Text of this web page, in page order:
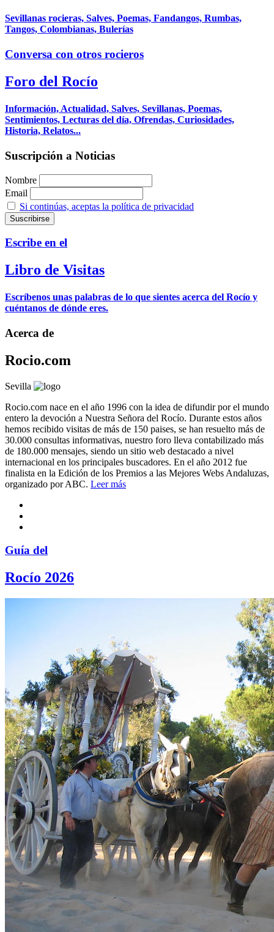
Sevillanas rocieras, Salves, Poemas, Fandangos, Rumbas,
Tangos, Colombianas, Bulerías
Conversa con otros rocieros
Foro del Rocío
Información, Actualidad, Salves, Sevillanas, Poemas,
Sentimientos, Lecturas del día, Ofrendas, Curiosidades,
Historia, Relatos...
Suscripción a Noticias
Nombre
Email
Si continúas, aceptas la política de privacidad
Escribe en el
Libro de Visitas
Escríbenos unas palabras de lo que sientes acerca del Rocío y
cuéntanos de dónde eres.
Acerca de
Rocio.com
Sevilla
Rocio.com nace en el año 1996 con la idea de difundir por el mundo
entero la devoción a Nuestra Señora del Rocío. Durante estos años
hemos recibido visitas de más de 150 paises, se han resuelto más de
30.000 consultas informativas, nuestro foro lleva contabilizado más
de 180.000 mensajes, siendo un sitio web destacado a nivel
internacional en los principales buscadores. En el año 2012 fue
finalista en la Edición de los Premios a las Mejores Webs Andaluzas,
organizado por ABC. Leer más
Guía del
Rocío 2026